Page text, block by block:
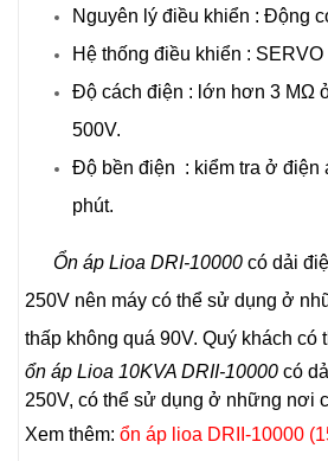
Nguyên lý điều khiển : Động
Hệ thống điều khiển : SERVO
Độ cách điện : lớn hơn 3 MΩ
500V.
Độ bền điện : kiểm tra ở điện
phút.
Ổn áp Lioa DRI-10000 có dải
250V nên máy có thể sử dụng ở
thấp không quá 90V. Quý khách có
ổn áp Lioa 10KVA DRII-10000 có
250V, có thể sử dụng ở những nơi
Xem thêm: ổn áp lioa DRII-10000